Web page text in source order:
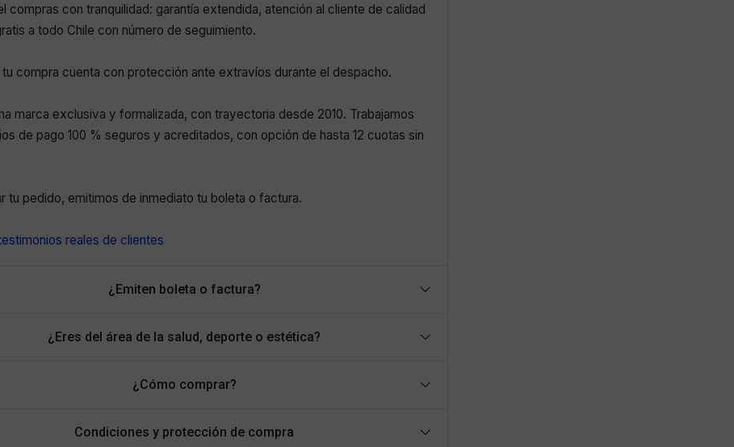
compras con tranquilidad: garantía extendida, atención al cliente de calidad
a todo Chile con número de seguimiento.
compra cuenta con protección ante extravíos durante el despacho.
marca exclusiva y formalizada, con trayectoria desde 2010. Trabajamos
de pago 100 % seguros y acreditados, con opción de hasta 12 cuotas sin
tu pedido, emitimos de inmediato tu boleta o factura.
reales de clientes
¿Emiten boleta o factura?
¿Eres del área de la salud, deporte o estética?
¿Cómo comprar?
Condiciones y protección de compra